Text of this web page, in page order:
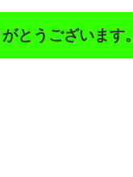
とうございます。